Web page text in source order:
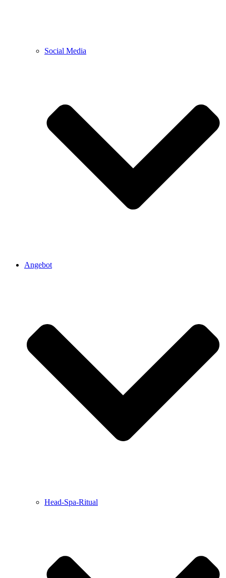
Social Media
Angebot
Head-Spa-Ritual